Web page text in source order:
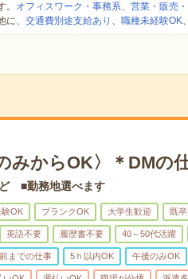
オフィスワーク・事務系、 営業・販売
、 交通費別途支給あり 、 職種未経験OK、
みからOK〉＊DMの
■勤務地選べます
OK ブランクOK 大学生歓迎 既
英語不要 履歴書不要 40～50代活躍
までの仕事 5ｈ以内OK 午後のみOK